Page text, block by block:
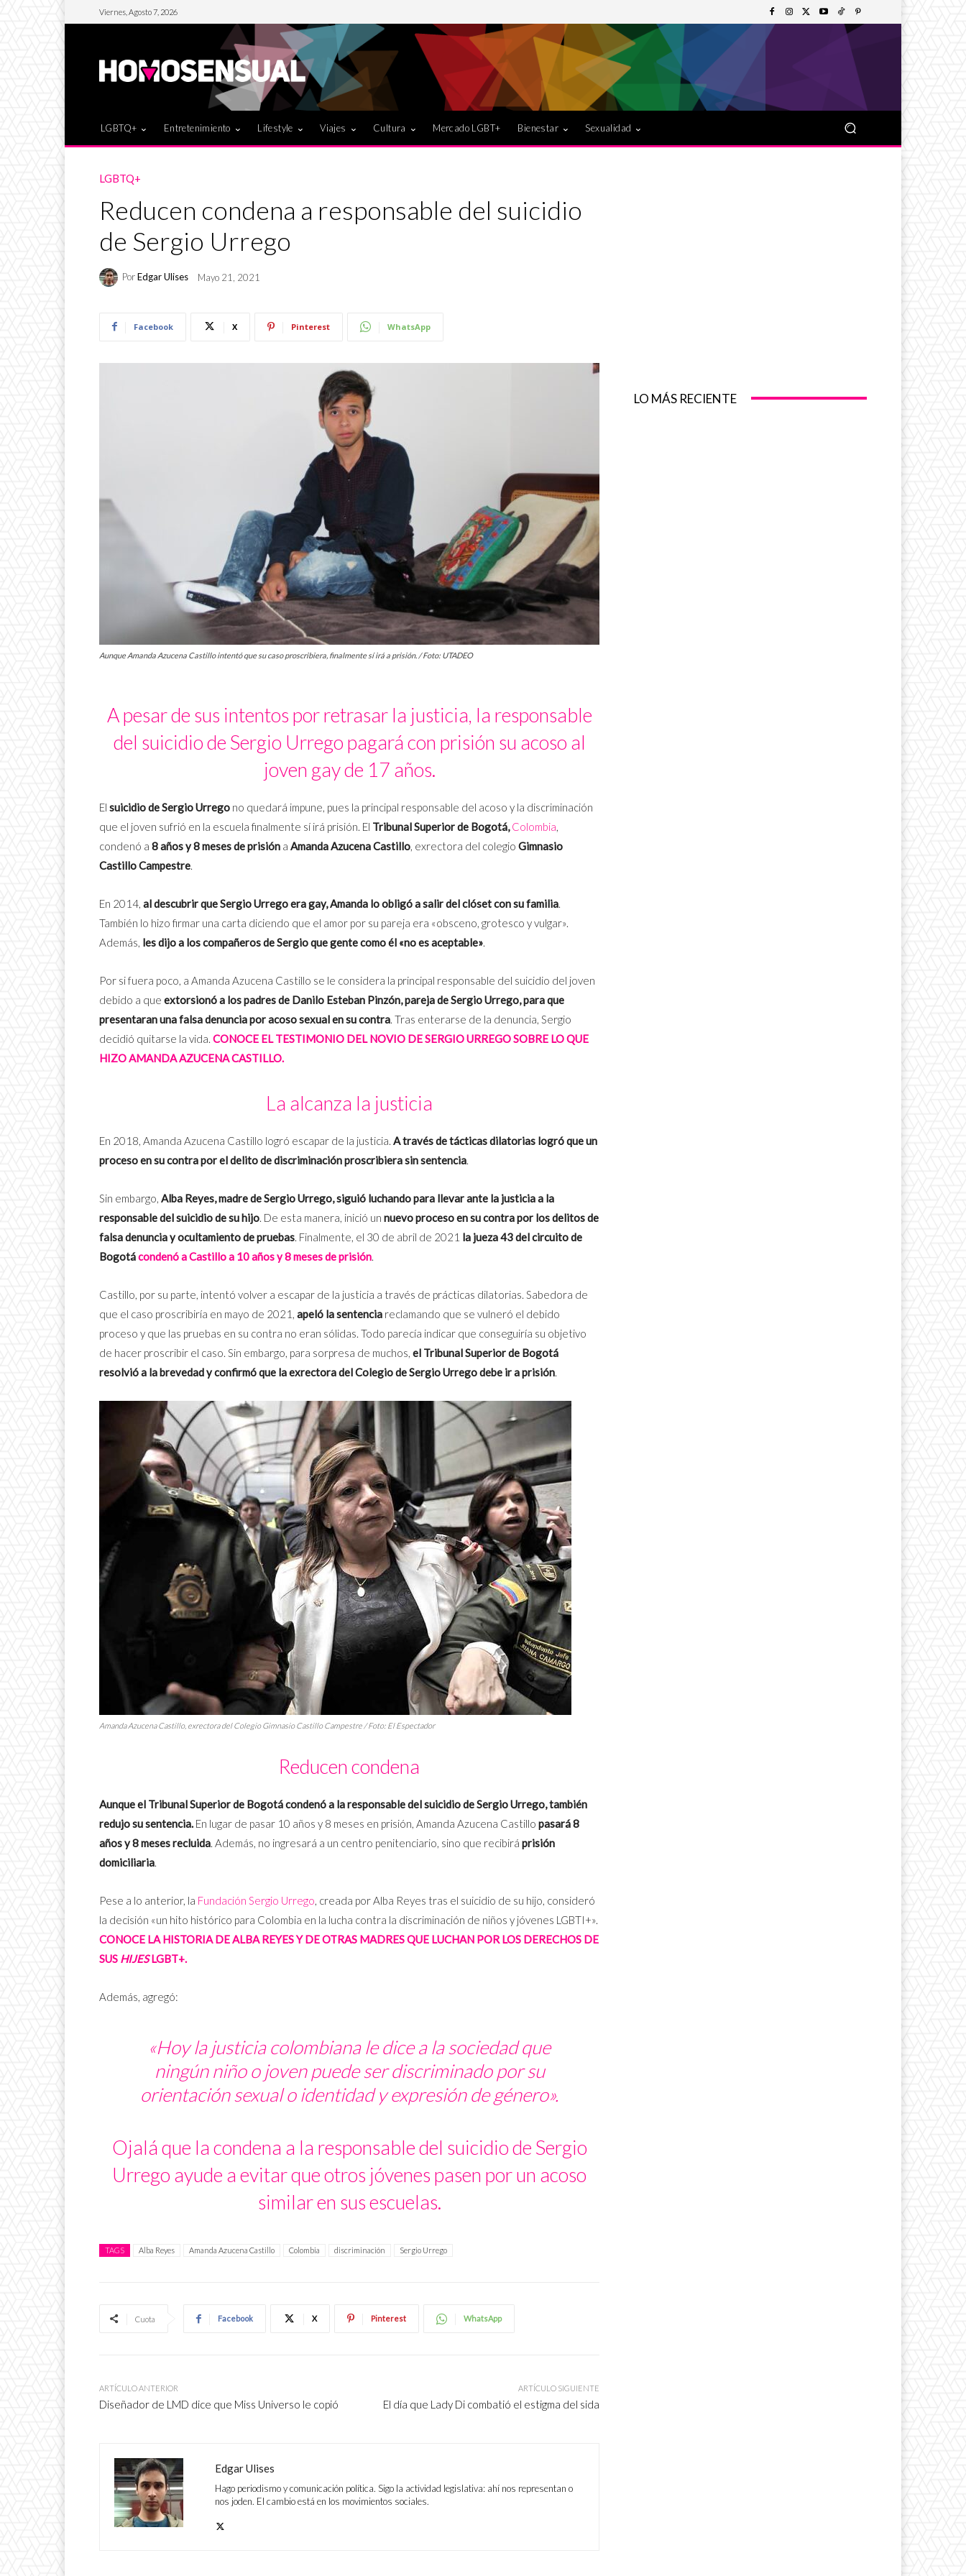
Viernes, Agosto 7, 2026
LGBTQ+ Entretenimiento Lifestyle Viajes Cultura Mercado LGBT+ Bienestar Sexualidad
LGBTQ+
Reducen condena a responsable del suicidio
de Sergio Urrego
PorEdgar Ulises Mayo 21, 2021
Facebook X Pinterest WhatsApp
Aunque Amanda Azucena Castillo intentó que su caso proscribiera, finalmente sí irá a prisión. / Foto: UTADEO
A pesar de sus intentos por retrasar la justicia, la responsable
del suicidio de Sergio Urrego pagará con prisión su acoso al
joven gay de 17 años.
El suicidio de Sergio Urrego no quedará impune, pues la principal responsable del acoso y la discriminación
que el joven sufrió en la escuela finalmente sí irá prisión. El Tribunal Superior de Bogotá, Colombia,
condenó a 8 años y 8 meses de prisión a Amanda Azucena Castillo, exrectora del colegio Gimnasio
Castillo Campestre.
En 2014, al descubrir que Sergio Urrego era gay, Amanda lo obligó a salir del clóset con su familia.
También lo hizo firmar una carta diciendo que el amor por su pareja era «obsceno, grotesco y vulgar».
Además, les dijo a los compañeros de Sergio que gente como él «no es aceptable».
Por si fuera poco, a Amanda Azucena Castillo se le considera la principal responsable del suicidio del joven
debido a que extorsionó a los padres de Danilo Esteban Pinzón, pareja de Sergio Urrego, para que
presentaran una falsa denuncia por acoso sexual en su contra. Tras enterarse de la denuncia, Sergio
decidió quitarse la vida. CONOCE EL TESTIMONIO DEL NOVIO DE SERGIO URREGO SOBRE LO QUE
HIZO AMANDA AZUCENA CASTILLO.
La alcanza la justicia
En 2018, Amanda Azucena Castillo logró escapar de la justicia. A través de tácticas dilatorias logró que un
proceso en su contra por el delito de discriminación proscribiera sin sentencia.
Sin embargo, Alba Reyes, madre de Sergio Urrego, siguió luchando para llevar ante la justicia a la
responsable del suicidio de su hijo. De esta manera, inició un nuevo proceso en su contra por los delitos de
falsa denuncia y ocultamiento de pruebas. Finalmente, el 30 de abril de 2021 la jueza 43 del circuito de
Bogotácondenó a Castillo a 10 años y 8 meses de prisión.
Castillo, por su parte, intentó volver a escapar de la justicia a través de prácticas dilatorias. Sabedora de
que el caso proscribiría en mayo de 2021, apeló la sentencia reclamando que se vulneró el debido
proceso y que las pruebas en su contra no eran sólidas. Todo parecía indicar que conseguiría su objetivo
de hacer proscribir el caso. Sin embargo, para sorpresa de muchos, el Tribunal Superior de Bogotá
resolvió a la brevedad y confirmó que la exrectora del Colegio de Sergio Urrego debe ir a prisión.
Amanda Azucena Castillo, exrectora del Colegio Gimnasio Castillo Campestre / Foto: El Espectador
Reducen condena
Aunque el Tribunal Superior de Bogotá condenó a la responsable del suicidio de Sergio Urrego, también
redujo su sentencia. En lugar de pasar 10 años y 8 meses en prisión, Amanda Azucena Castillo pasará 8
años y 8 meses recluida. Además, no ingresará a un centro penitenciario, sino que recibirá prisión
domiciliaria.
Pese a lo anterior, la Fundación Sergio Urrego, creada por Alba Reyes tras el suicidio de su hijo, consideró
la decisión «un hito histórico para Colombia en la lucha contra la discriminación de niños y jóvenes LGBTI+».
CONOCE LA HISTORIA DE ALBA REYES Y DE OTRAS MADRES QUE LUCHAN POR LOS DERECHOS DE
SUS HIJESLGBT+.
Además, agregó:
«Hoy la justicia colombiana le dice a la sociedad que
ningún niño o joven puede ser discriminado por su
orientación sexual o identidad y expresión de género».
Ojalá que la condena a la responsable del suicidio de Sergio
Urrego ayude a evitar que otros jóvenes pasen por un acoso
similar en sus escuelas.
TAGS Alba Reyes Amanda Azucena Castillo Colombia discriminación Sergio Urrego
Cuota Facebook X Pinterest WhatsApp
ARTÍCULO ANTERIOR
Diseñador de LMD dice que Miss Universo le copió
ARTÍCULO SIGUIENTE
El día que Lady Di combatió el estigma del sida
Edgar Ulises
Hago periodismo y comunicación política. Sigo la actividad legislativa: ahí nos representan o
nos joden. El cambio está en los movimientos sociales.
LO MÁS RECIENTE